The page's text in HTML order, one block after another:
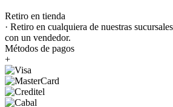
Retiro en tienda
· Retiro en cualquiera de nuestras
con un vendedor.
Métodos de pagos
+